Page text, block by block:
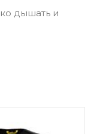
дышать и